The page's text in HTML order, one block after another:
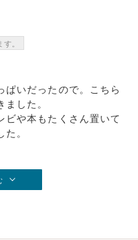
。
ぱいだったので。こちら
した。
ビや本もたくさん置いて
。